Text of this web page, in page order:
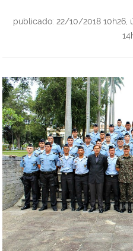
publicado: 22/10/2018 10h26